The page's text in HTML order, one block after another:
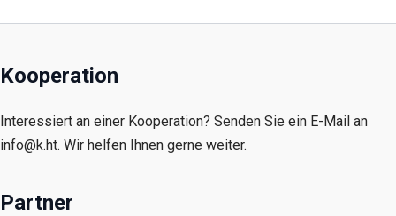
Kooperation
Interessiert an einer Kooperation? Senden Sie ein E-Mail an
info@k.ht. Wir helfen Ihnen gerne weiter.
Partner